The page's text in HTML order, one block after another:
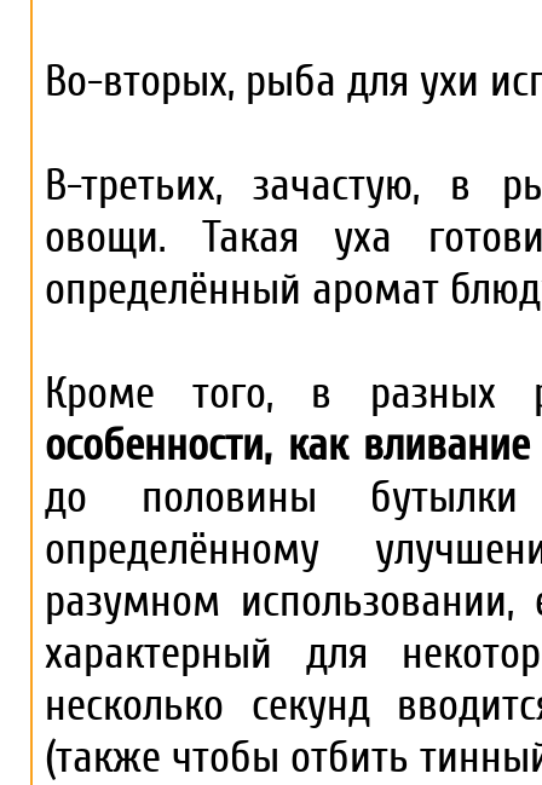
Во-вторых, рыба для ухи
В-третьих, зачастую, в
овощи. Такая уха
определённый аромат
Кроме того, в разных
особенности, как
до половины
определённому
разумном
характерный для
несколько секунд
(также чтобы отбить